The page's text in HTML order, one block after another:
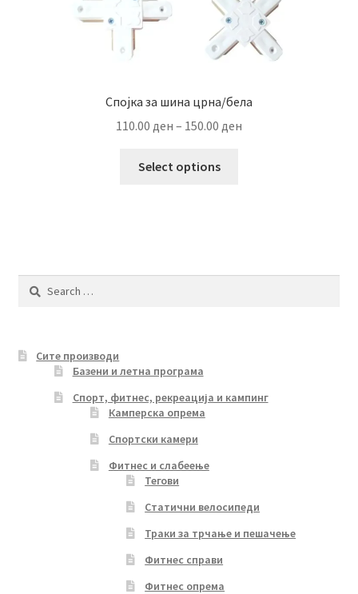
Спојка за шина црна/бела
110.00 ден – 150.00 ден
Select options
options
product
Search
Сите производи
Базени и летна програма
Спорт, фитнес, рекреација и кампинг
Камперска опрема
Спортски камери
Фитнес и слабеење
Тегови
Статични велосипеди
Траки за трчање и пешачење
Фитнес справи
Фитнес опрема